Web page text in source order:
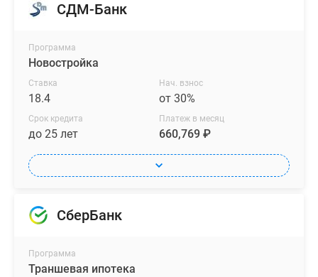
СДМ-Банк
Программа
Новостройка
Ставка
18.4
Нач. взнос
от 30%
Срок кредита
до 25 лет
Платеж в месяц
660,769 ₽
СберБанк
Программа
Траншевая ипотека